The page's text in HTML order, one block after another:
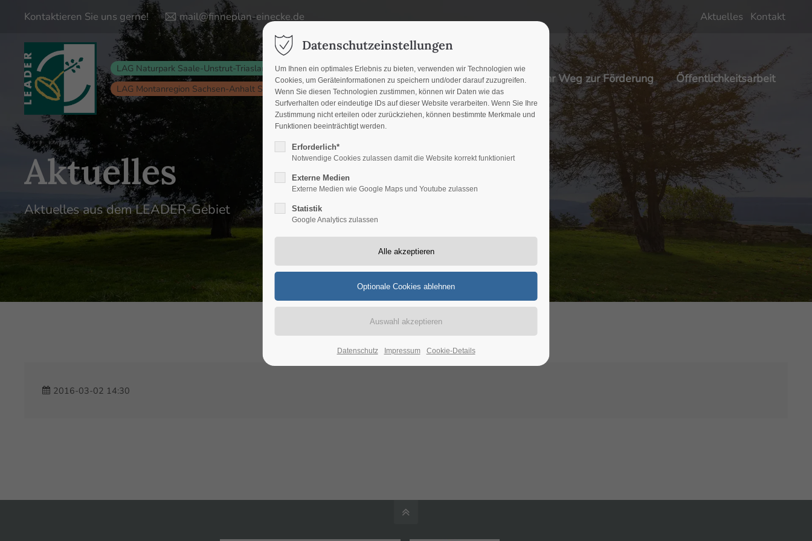
Benutzername
Passwort
Register | Lost your password?
Support
Lorem ipsum dolor sit amet:
24h/ 365days
We offer support for our customers
Mon - Fri 8:00am - 5:00pm
Cybersteel Inc.
376-293 City Road, Suite 600
San Francisco, CA 94102
+44 1234 567 890
Drop us a line
About us
Lorem ipsum dolor sit amet,
consectetuer adipiscing elit.
Aenean commodo ligula eget dolor.
Aenean massa. Cum sociis natoque
penatibus et magnis dis parturient
montes, nascetur ridiculus mus.
Donec quam felis, ultricies nec.
Kontaktieren Sie uns gerne! mail@finneplan-einecke.de Aktuelles Kontakt
LAG Naturpark Saale-Unstrut-Triasland
LAG Montanregion Sachsen-Anhalt Süd
Ihr Weg zur Förderung Öffentlichkeitsarbeit
Aktuelles
Aktuelles aus dem LEADER-Gebiet
2016-03-02 14:30
Datenschutzeinstellungen
Um Ihnen ein optimales Erlebnis zu bieten, verwenden wir Technologien wie
Cookies, um Geräteinformationen zu speichern und/oder darauf zuzugreifen.
Wenn Sie diesen Technologien zustimmen, können wir Daten wie das
Surfverhalten oder eindeutige IDs auf dieser Website verarbeiten. Wenn Sie Ihre
Zustimmung nicht erteilen oder zurückziehen, können bestimmte Merkmale und
Funktionen beeinträchtigt werden.
Erforderlich*
Notwendige Cookies zulassen damit die Website korrekt funktioniert
Externe Medien
Externe Medien wie Google Maps und Youtube zulassen
Statistik
Google Analytics zulassen
Datenschutz Impressum Cookie-Details